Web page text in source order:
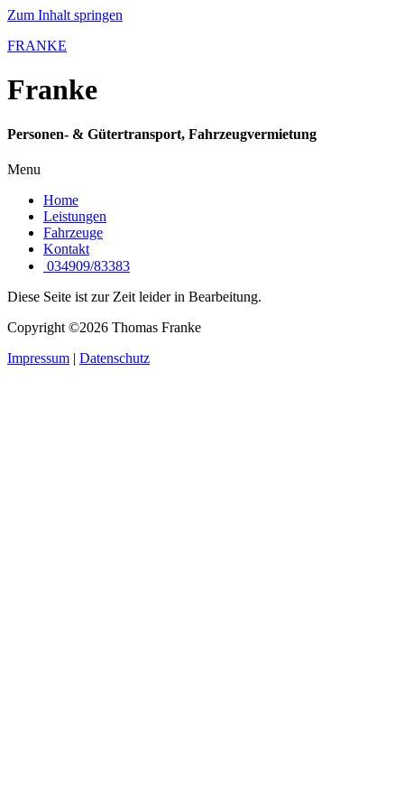
Zum Inhalt springen
FRANKE
Franke
Personen- & Gütertransport, Fahrzeugvermietung
Menu
Home
Leistungen
Fahrzeuge
Kontakt
034909/83383
Diese Seite ist zur Zeit leider in Bearbeitung.
Copyright ©2026 Thomas Franke
Impressum | Datenschutz